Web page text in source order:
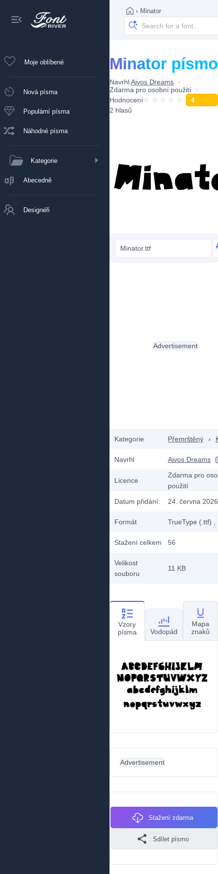
Moje oblíbené
Nová písma
Populární písma
Náhodné písma
Kategorie
Abecedně
Designéři
› Minator
Minator písmo
NavrhlAivos Dreams
Zdarma pro osobní použití
Hodnocení
4
2 hlasů
Minator.ttf
Kategorie Přemrštěný ›
Navrhl Aivos Dreams
Licence
Zdarma pro
použití
Datum přidání:
24. června 2026
Formát TrueType (.ttf)
Stažení celkem 56
Velikost
souboru
11 KB
Advertisement
Vzory
písma
Vodopád
Mapa
znaků
Advertisement
Stažení zdarma
Sdílet písmo